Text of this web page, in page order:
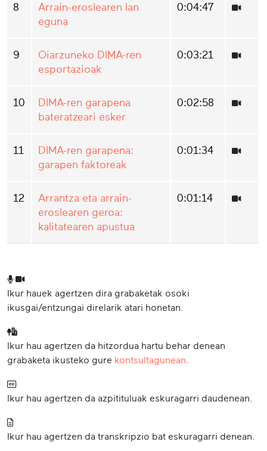
8
Arrain-eroslearen lan
eguna
0:04:47
9
Oiarzuneko DIMA-ren
esportazioak
0:03:21
10
DIMA-ren garapena
bateratzeari esker
0:02:58
11
DIMA-ren garapena:
garapen faktoreak
0:01:34
12
Arrantza eta arrain-
eroslearen geroa:
kalitatearen apustua
0:01:14
Ikur hauek agertzen dira grabaketak osoki
ikusgai/entzungai direlarik atari honetan.
Ikur hau agertzen da hitzordua hartu behar denean
grabaketa ikusteko gure kontsultagunean
Ikur hau agertzen da azpitituluak eskuragarri daudenean.
Ikur hau agertzen da transkripzio bat eskuragarri denean.